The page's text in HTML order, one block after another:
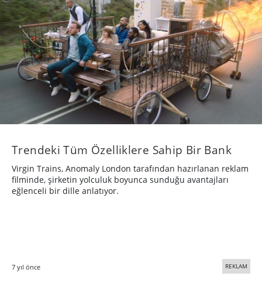
Virgin Trains, Anomaly London tarafından hazırlanan reklam
filminde, şirketin yolculuk boyunca sunduğu avantajları
eğlenceli bir dille anlatıyor.